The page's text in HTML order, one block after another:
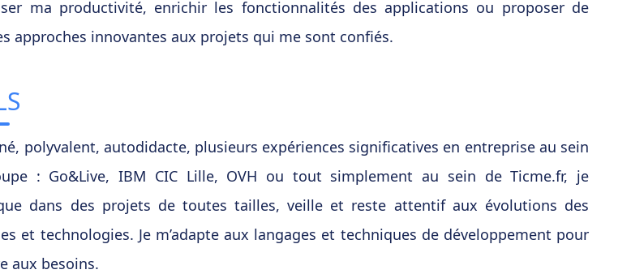
ma productivité, enrichir les fonctionnalités des applications ou proposer de
approches innovantes aux projets qui me sont confiés.
polyvalent, autodidacte, plusieurs expériences significatives en entreprise au sein
: Go&Live, IBM CIC Lille, OVH ou tout simplement au sein de Ticme.fr, je
dans des projets de toutes tailles, veille et reste attentif aux évolutions des
et technologies. Je m’adapte aux langages et techniques de développement pour
aux besoins.